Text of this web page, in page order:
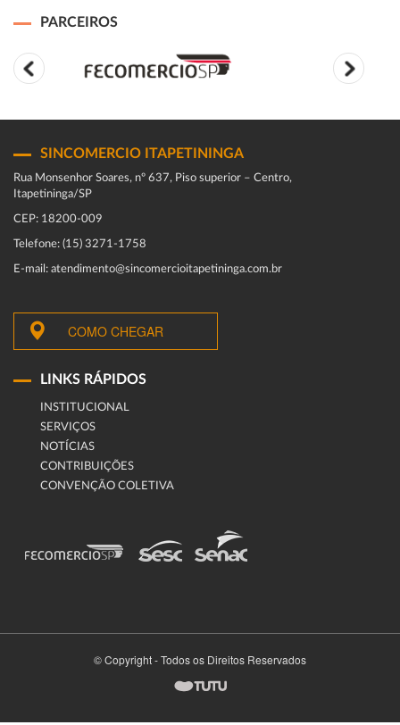
PARCEIROS
SINCOMERCIO ITAPETININGA
Rua Monsenhor Soares, nº 637, Piso superior – Centro,
Itapetininga/SP
CEP: 18200-009
Telefone: (15) 3271-1758
E-mail: atendimento@sincomercioitapetininga.com.br
COMO CHEGAR
LINKS RÁPIDOS
INSTITUCIONAL
SERVIÇOS
NOTÍCIAS
CONTRIBUIÇÕES
CONVENÇÃO COLETIVA
© Copyright - Todos os Direitos Reservados